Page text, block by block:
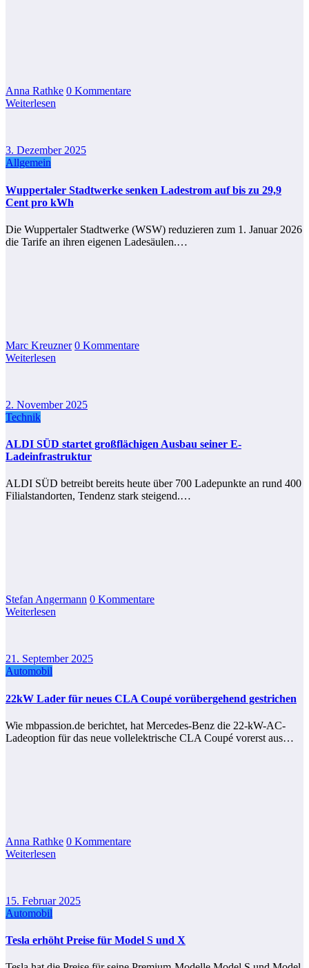
Anna Rathke 0 Kommentare
Weiterlesen
3. Dezember 2025
Allgemein
Wuppertaler Stadtwerke senken Ladestrom auf bis zu 29,9
Cent pro kWh
Die Wuppertaler Stadtwerke (WSW) reduzieren zum 1. Januar 2026
die Tarife an ihren eigenen Ladesäulen.…
Marc Kreuzner 0 Kommentare
Weiterlesen
2. November 2025
Technik
ALDI SÜD startet großflächigen Ausbau seiner E-
Ladeinfrastruktur
ALDI SÜD betreibt bereits heute über 700 Ladepunkte an rund 400
Filialstandorten, Tendenz stark steigend.…
Stefan Angermann 0 Kommentare
Weiterlesen
21. September 2025
Automobil
22kW Lader für neues CLA Coupé vorübergehend gestrichen
Wie mbpassion.de berichtet, hat Mercedes-Benz die 22-kW-AC-
Ladeoption für das neue vollelektrische CLA Coupé vorerst aus…
Anna Rathke 0 Kommentare
Weiterlesen
15. Februar 2025
Automobil
Tesla erhöht Preise für Model S und X